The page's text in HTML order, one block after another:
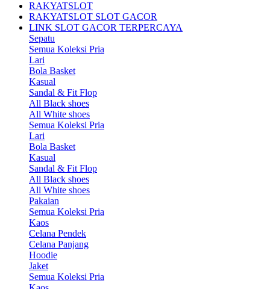
RAKYATSLOT
RAKYATSLOT SLOT GACOR
LINK SLOT GACOR TERPERCAYA
Sepatu
Semua Koleksi Pria
Lari
Bola Basket
Kasual
Sandal & Fit Flop
All Black shoes
All White shoes
Semua Koleksi Pria
Lari
Bola Basket
Kasual
Sandal & Fit Flop
All Black shoes
All White shoes
Pakaian
Semua Koleksi Pria
Kaos
Celana Pendek
Celana Panjang
Hoodie
Jaket
Semua Koleksi Pria